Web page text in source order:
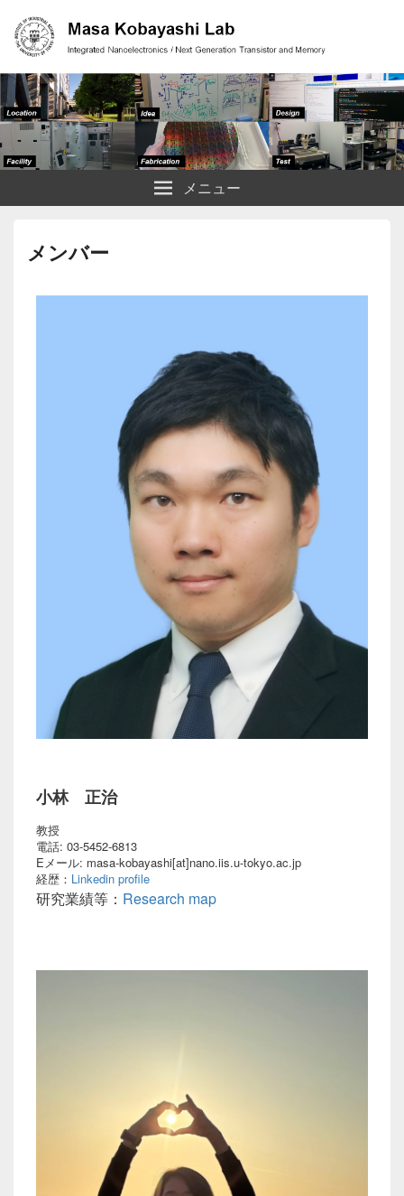
小林研究室
メニュー
メンバー
小林 正治
教授
電話: 03-5452-6813
Eメール: masa-kobayashi[at]nano.iis.u-tokyo.ac.jp
経歴： Linkedin profile
研究業績等： Research map